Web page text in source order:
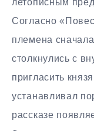
летописным
Согласно
племена
столкнулись с
пригласить
устанавливал
рассказе